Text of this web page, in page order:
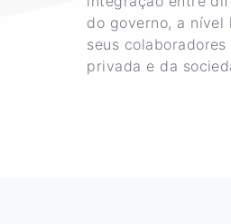
do governo, a nível
seus
privada e da